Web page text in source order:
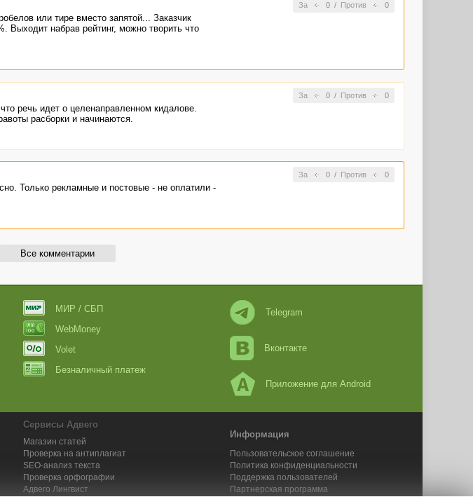
За 0/ Против 0
или тире вместо запятой... Заказчик
Выходит набрав рейтинг, можно творить что
За 0/ Против 0
речь идет о целенаправленном кидалове.
расборки и начинаются.
За 0/ Против 0
Только рекламные и постовые - не оплатили -
Все комментарии
МИР / СБП
WebMoney
Volet
Безналичный платеж
Telegram
Вконтакте
Приложение для Android
Сервисы Адвего
Магазин статей
Проверка на антиплагиат
SEO-анализ текста
Проверка орфографии
Адвего Лингвист
Информация
Пользовательское соглашение
Политика конфиденциальности
Поддержка пользователей
Партнерская программа